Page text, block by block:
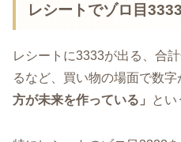
レシートでゾロ目
レシートに3333が出る、合
るなど、買い物の場面で数字
方が未来を作っている」
とい